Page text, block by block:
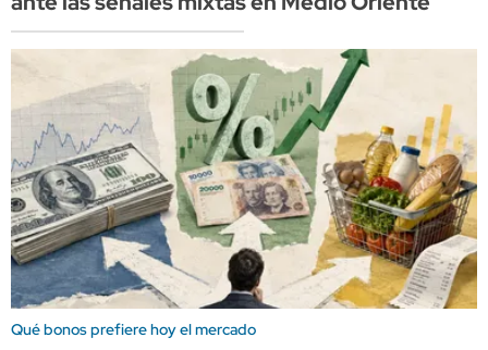
Qué bonos prefiere hoy el mercado